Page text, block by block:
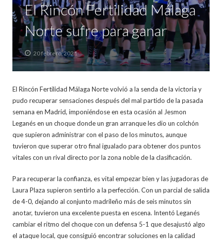
VÍDEOS
COLABORA
CONTACTO
El Rincón Fertilidad Málaga
Norte sufre para ganar
20 febrero, 2021
El Rincón Fertilidad Málaga Norte volvió a la senda de la victoria y
pudo recuperar sensaciones después del mal partido de la pasada
semana en Madrid, imponiéndose en esta ocasión al Jesmon
Leganés en un choque donde un gran arranque les dio un colchón
que supieron administrar con el paso de los minutos, aunque
tuvieron que superar otro final igualado para obtener dos puntos
vitales con un rival directo por la zona noble de la clasificación.
Para recuperar la confianza, es vital empezar bien y las jugadoras de
Laura Plaza supieron sentirlo a la perfección. Con un parcial de salida
de 4-0, dejando al conjunto madrileño más de seis minutos sin
anotar, tuvieron una excelente puesta en escena. Intentó Leganés
cambiar el ritmo del choque con un defensa 5-1 que desajustó algo
el ataque local, que consiguió encontrar soluciones en la calidad